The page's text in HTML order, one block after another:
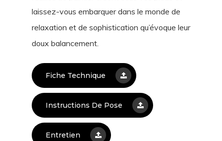
laissez-vous embarquer dans le monde de
relaxation et de sophis­tication qu’évoque leur
doux balancement.
Fiche Technique
Instructions De Pose
Entretien